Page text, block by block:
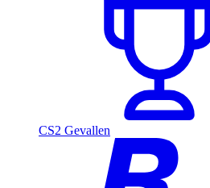
CS2 Gevallen